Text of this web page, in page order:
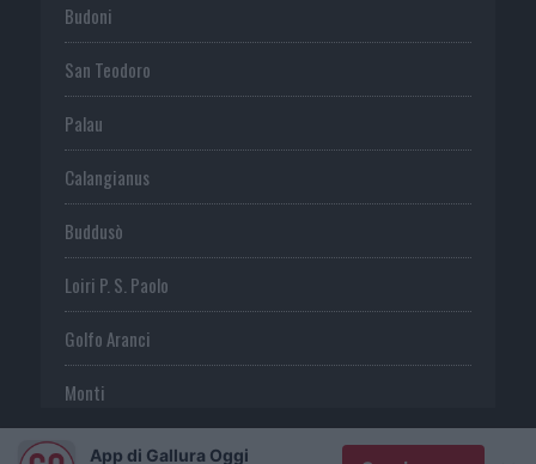
Budoni
San Teodoro
Palau
Calangianus
Buddusò
Loiri P. S. Paolo
Golfo Aranci
Monti
TeltiApp di Gallura Oggi